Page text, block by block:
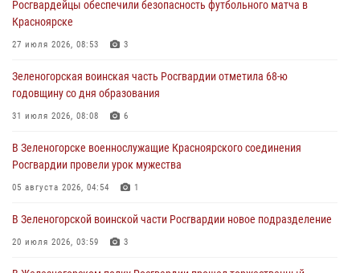
Сотрудники Росгвардии обеспечили общественный порядок во
время проведения экстремального заплыва в Дудинке
04 августа 2026, 08:36
В Красноярске сотрудники Росгвардии задержали подозреваемого
в серии краж из супермаркета
04 августа 2026, 06:50
Военнослужащие Красноярского соединения Росгвардии
познакомили отдыхающих детей с тонкостями РХБ защиты
03 августа 2026, 13:12 2
Росгвардейцы обеспечили безопасность футбольного матча в
Красноярске
27 июля 2026, 08:53 3
Зеленогорская воинская часть Росгвардии отметила 68-ю
годовщину со дня образования
31 июля 2026, 08:08 6
В Зеленогорске военнослужащие Красноярского соединения
Росгвардии провели урок мужества
05 августа 2026, 04:54 1
В Зеленогорской воинской части Росгвардии новое подразделение
20 июля 2026, 03:59 3